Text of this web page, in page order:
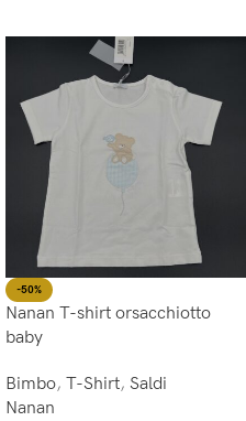
-50%
Nanan T-shirt orsacchiotto
baby
Bimbo, T-Shirt, Saldi
Nanan